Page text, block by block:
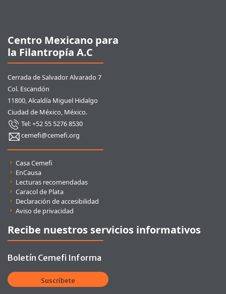
Centro Mexicano para
la Filantropía A.C
Cerrada de Salvador Alvarado 7
Col. Escandón
11800, Alcaldía Miguel Hidalgo
Ciudad de México, México.
Tel: +52 55 5276 8530
cemefi@cemefi.org
Enlaces rápidos
Casa Cemefi
EnCausa
Lecturas recomendadas
Caracol de Plata
Declaración de accesibilidad
Aviso de privacidad
Recibe nuestros servicios informativos
Boletín Cemefi Informa
Suscríbete